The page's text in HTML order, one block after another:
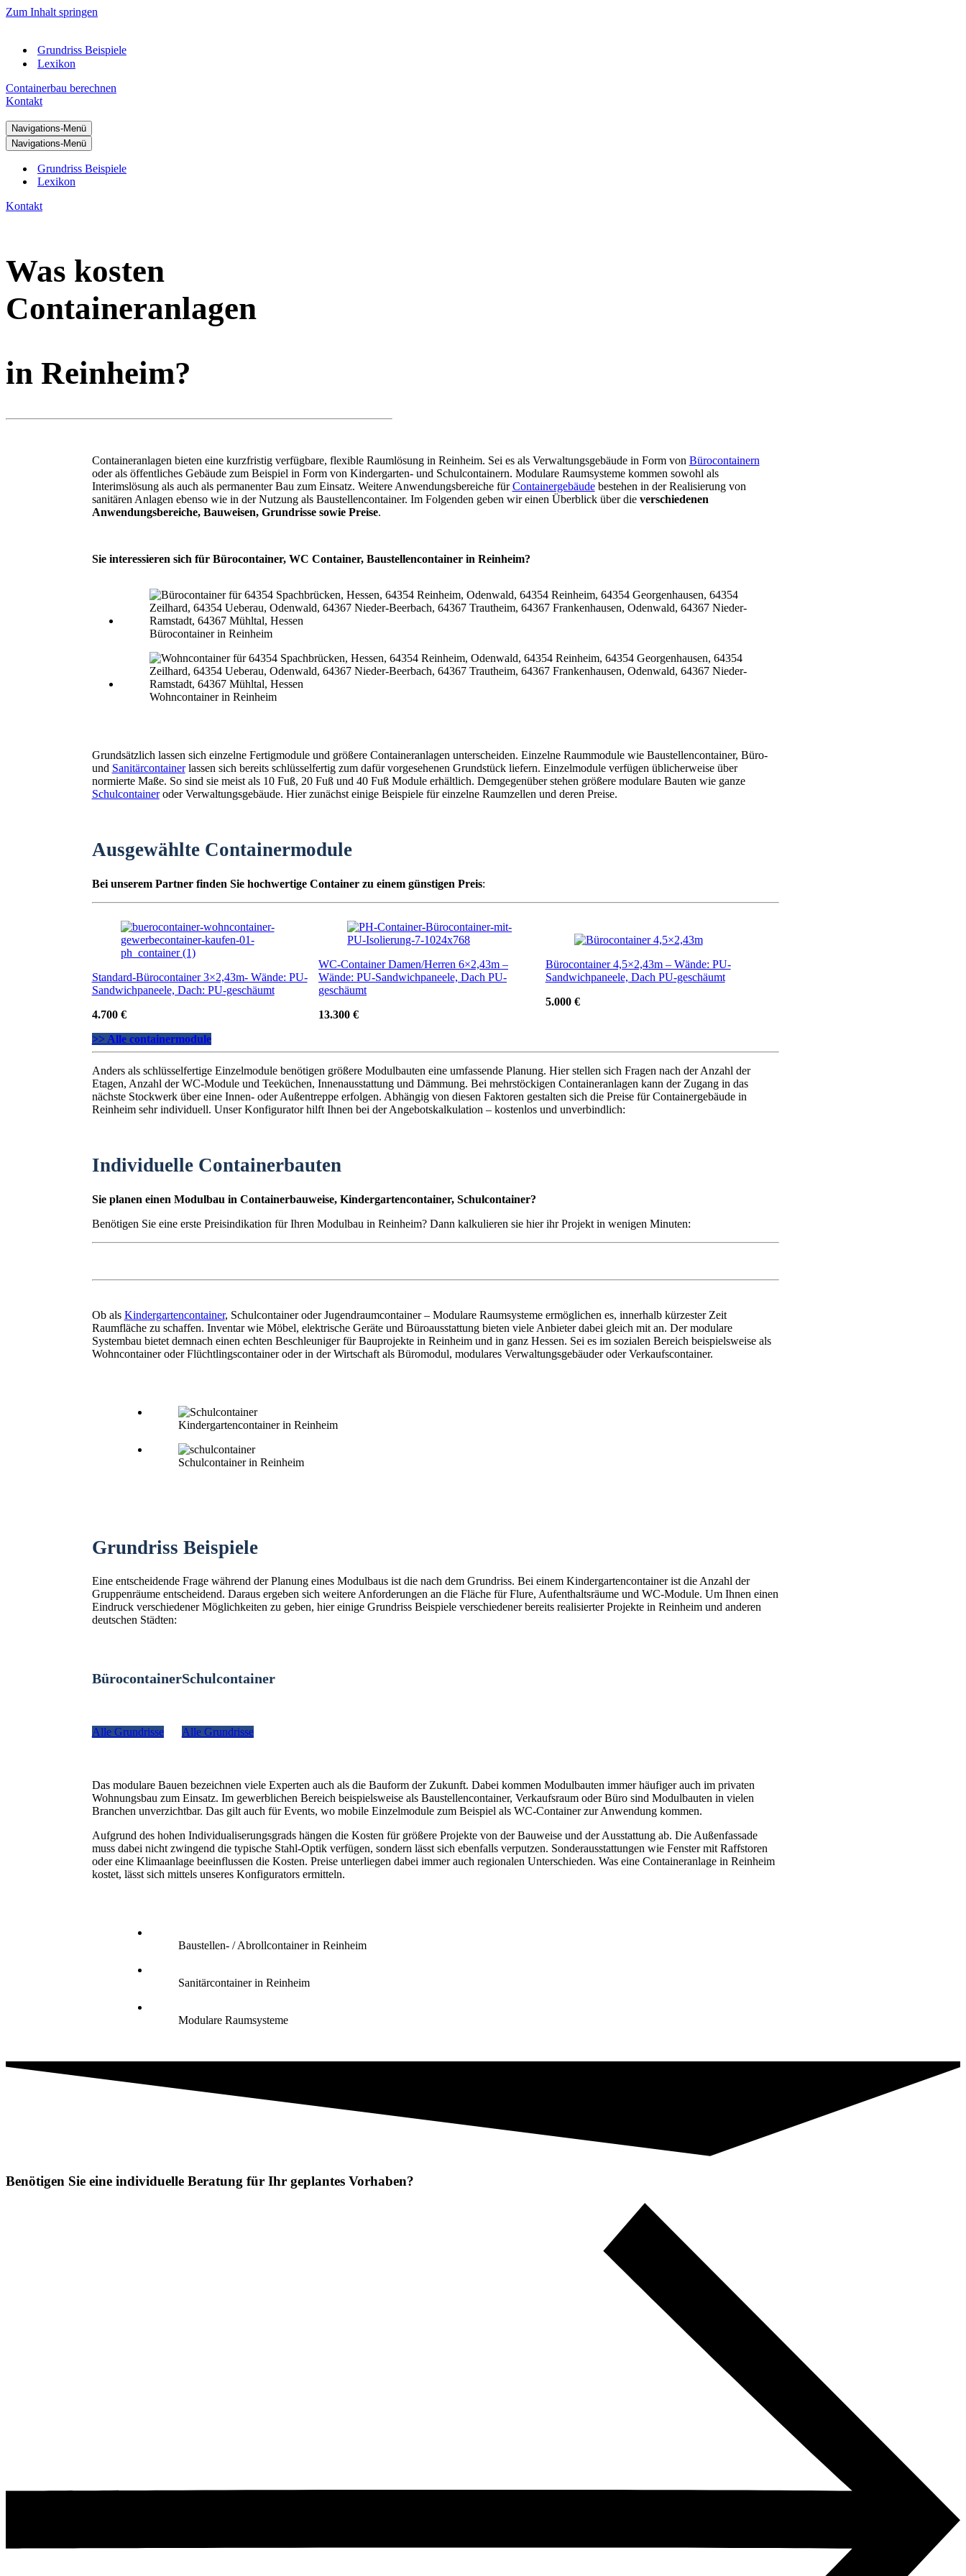
Zum Inhalt springen
Grundriss Beispiele
Lexikon
Containerbau berechnen
Kontakt
Navigations-Menü
Navigations-Menü
Grundriss Beispiele
Lexikon
Kontakt
Was kosten
Containeranlagen
in Reinheim?
Containeranlagen bieten eine kurzfristig verfügbare, flexible Raumlösung in Reinheim. Sei es als Verwaltungsgebäude in Form von Bürocontainern
oder als öffentliches Gebäude zum Beispiel in Form von Kindergarten- und Schulcontainern. Modulare Raumsysteme kommen sowohl als
Interimslösung als auch als permanenter Bau zum Einsatz. Weitere Anwendungsbereiche fürContainergebäudebestehen in der Realisierung von
sanitären Anlagen ebenso wie in der Nutzung als Baustellencontainer. Im Folgenden geben wir einen Überblick über die verschiedenen
Anwendungsbereiche, Bauweisen, Grundrisse sowie Preise.
Sie interessieren sich für Bürocontainer, WC Container, Baustellencontainer in Reinheim?
Bürocontainer in Reinheim
Wohncontainer in Reinheim
Grundsätzlich lassen sich einzelne Fertigmodule und größere Containeranlagen unterscheiden. Einzelne Raummodule wie Baustellencontainer, Büro-
und Sanitärcontainerlassen sich bereits schlüsselfertig zum dafür vorgesehenen Grundstück liefern. Einzelmodule verfügen üblicherweise über
normierte Maße. So sind sie meist als 10 Fuß, 20 Fuß und 40 Fuß Module erhältlich. Demgegenüber stehen größere modulare Bauten wie ganze
Schulcontaineroder Verwaltungsgebäude. Hier zunächst einige Beispiele für einzelne Raumzellen und deren Preise.
Ausgewählte Containermodule
Bei unserem Partner finden Sie hochwertige Container zu einem günstigen Preis:
Standard-Bürocontainer 3×2,43m- Wände: PU-
Sandwichpaneele, Dach: PU-geschäumt
4.700 €
WC-Container Damen/Herren 6×2,43m –
Wände: PU-Sandwichpaneele, Dach PU-
geschäumt
13.300 €
Bürocontainer 4,5×2,43m – Wände: PU-
Sandwichpaneele, Dach PU-geschäumt
5.000 €
>> Alle containermodule
Anders als schlüsselfertige Einzelmodule benötigen größere Modulbauten eine umfassende Planung. Hier stellen sich Fragen nach der Anzahl der
Etagen, Anzahl der WC-Module und Teeküchen, Innenausstattung und Dämmung. Bei mehrstöckigen Containeranlagen kann der Zugang in das
nächste Stockwerk über eine Innen- oder Außentreppe erfolgen. Abhängig von diesen Faktoren gestalten sich die Preise für Containergebäude in
Reinheim sehr individuell. Unser Konfigurator hilft Ihnen bei der Angebotskalkulation – kostenlos und unverbindlich:
Individuelle Containerbauten
Sie planen einen Modulbau in Containerbauweise, Kindergartencontainer, Schulcontainer?
Benötigen Sie eine erste Preisindikation für Ihren Modulbau in Reinheim? Dann kalkulieren sie hier ihr Projekt in wenigen Minuten:
Ob als Kindergartencontainer, Schulcontainer oder Jugendraumcontainer – Modulare Raumsysteme ermöglichen es, innerhalb kürzester Zeit
Raumfläche zu schaffen. Inventar wie Möbel, elektrische Geräte und Büroausstattung bieten viele Anbieter dabei gleich mit an. Der modulare
Systembau bietet demnach einen echten Beschleuniger für Bauprojekte in Reinheim und in ganz Hessen. Sei es im sozialen Bereich beispielsweise als
Wohncontainer oder Flüchtlingscontainer oder in der Wirtschaft als Büromodul, modulares Verwaltungsgebäuder oder Verkaufscontainer.
Kindergartencontainer in Reinheim
Schulcontainer in Reinheim
Grundriss Beispiele
Eine entscheidende Frage während der Planung eines Modulbaus ist die nach dem Grundriss. Bei einem Kindergartencontainer ist die Anzahl der
Gruppenräume entscheidend. Daraus ergeben sich weitere Anforderungen an die Fläche für Flure, Aufenthaltsräume und WC-Module. Um Ihnen einen
Eindruck verschiedener Möglichkeiten zu geben, hier einige Grundriss Beispiele verschiedener bereits realisierter Projekte in Reinheim und anderen
deutschen Städten:
Bürocontainer
Alle Grundrisse
Schulcontainer
Alle Grundrisse
Das modulare Bauen bezeichnen viele Experten auch als die Bauform der Zukunft. Dabei kommen Modulbauten immer häufiger auch im privaten
Wohnungsbau zum Einsatz. Im gewerblichen Bereich beispielsweise als Baustellencontainer, Verkaufsraum oder Büro sind Modulbauten in vielen
Branchen unverzichtbar. Das gilt auch für Events, wo mobile Einzelmodule zum Beispiel als WC-Container zur Anwendung kommen.
Aufgrund des hohen Individualiserungsgrads hängen die Kosten für größere Projekte von der Bauweise und der Ausstattung ab. Die Außenfassade
muss dabei nicht zwingend die typische Stahl-Optik verfügen, sondern lässt sich ebenfalls verputzen. Sonderausstattungen wie Fenster mit Raffstoren
oder eine Klimaanlage beeinflussen die Kosten. Preise unterliegen dabei immer auch regionalen Unterschieden. Was eine Containeranlage in Reinheim
kostet, lässt sich mittels unseres Konfigurators ermitteln.
Baustellen- / Abrollcontainer in Reinheim
Sanitärcontainer in Reinheim
Modulare Raumsysteme
Benötigen Sie eine individuelle Beratung für Ihr geplantes Vorhaben?